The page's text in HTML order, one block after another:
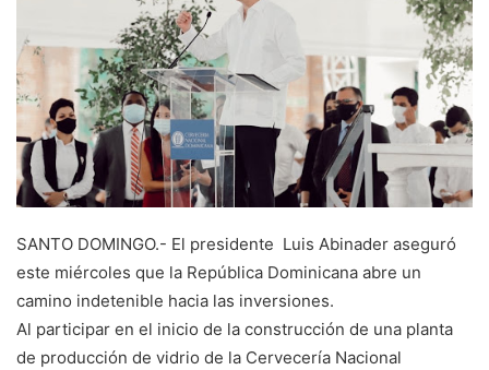
SANTO DOMINGO.- El presidente Luis Abinader aseguró
este miércoles que la República Dominicana abre un
camino indetenible hacia las inversiones.
Al participar en el inicio de la construcción de una planta
de producción de vidrio de la Cervecería Nacional